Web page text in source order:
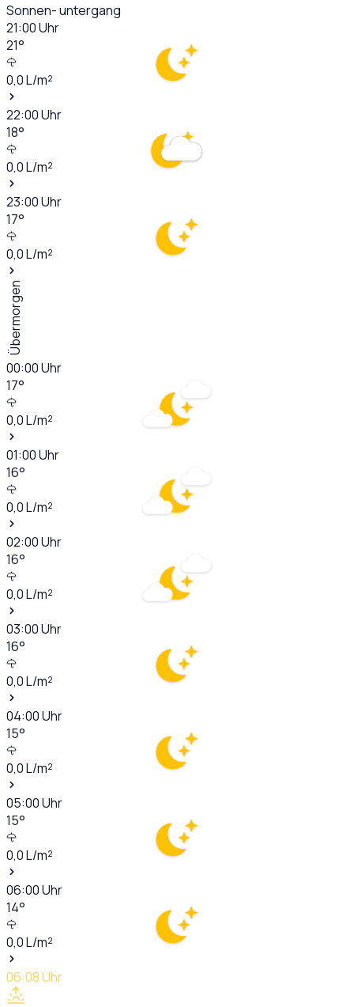
Sonnen- untergang
21:00Uhr
21°
0,0L/m²
22:00Uhr
18°
0,0L/m²
23:00Uhr
17°
0,0L/m²
Übermorgen
00:00Uhr
17°
0,0L/m²
01:00Uhr
16°
0,0L/m²
02:00Uhr
16°
0,0L/m²
03:00Uhr
16°
0,0L/m²
04:00Uhr
15°
0,0L/m²
05:00Uhr
15°
0,0L/m²
06:00Uhr
14°
0,0L/m²
06:08Uhr